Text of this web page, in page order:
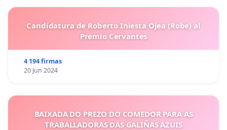
Candidatura de Roberto Iniesta Ojea (Robe) al
Premio Cervantes
4 194 firmas
20 Jun 2024
BAIXADA DO PREZO DO COMEDOR PARA AS
TRABALLADORAS DAS GALIÑAS AZUIS